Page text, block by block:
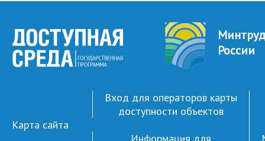
Минтруд
России
Карта сайта
Вход для операторов карты
доступности объектов